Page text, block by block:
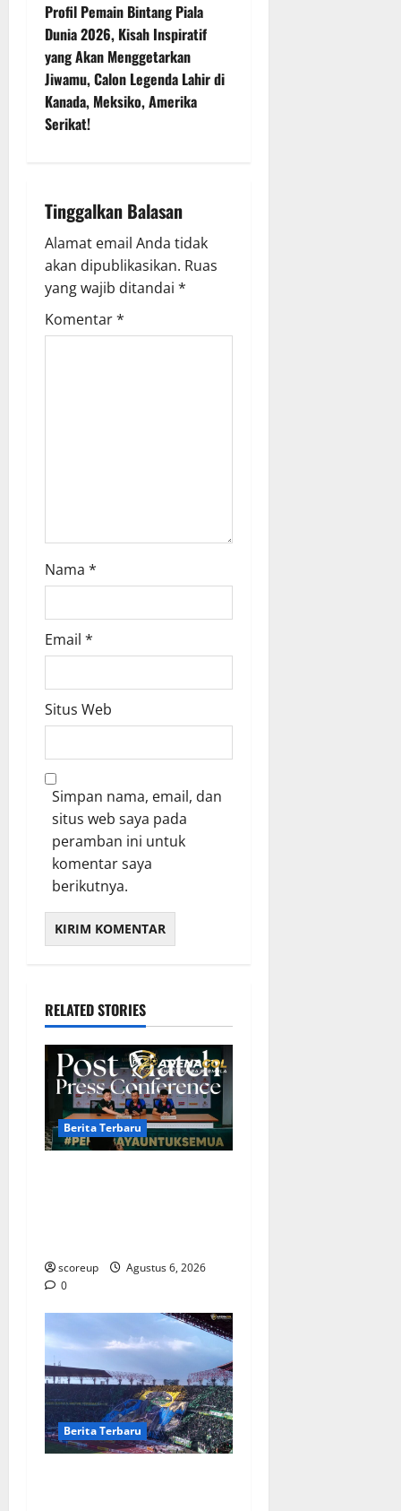
n
a
v
i
a
t
i
o
Profil Pemain Bintang Piala
Dunia 2026, Kisah Inspiratif
yang Akan Menggetarkan
Jiwamu, Calon Legenda Lahir di
Kanada, Meksiko, Amerika
Serikat!
Tinggalkan Balasan
Alamat email Anda tidak
akan dipublikasikan. Ruas
yang wajib ditandai *
Komentar*
Nama *
Email *
Situs Web
Simpan nama, email, dan
situs web saya pada
peramban ini untuk
komentar saya
berikutnya.
RELATED STORIES
Berita Terbaru
scoreup
Agustus 6, 2026
0
Berita Terbaru